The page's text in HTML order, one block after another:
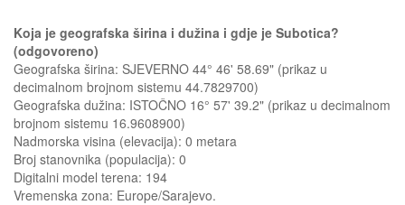
Koja je geografska širina i dužina i gdje je Subotica?
(odgovoreno)
Geografska širina: SJEVERNO 44° 46' 58.69" (prikaz u
decimalnom brojnom sistemu 44.7829700)
Geografska dužina: ISTOČNO 16° 57' 39.2" (prikaz u decimalnom
brojnom sistemu 16.9608900)
Nadmorska visina (elevacija): 0 metara
Broj stanovnika (populacija): 0
Digitalni model terena: 194
Vremenska zona: Europe/Sarajevo.